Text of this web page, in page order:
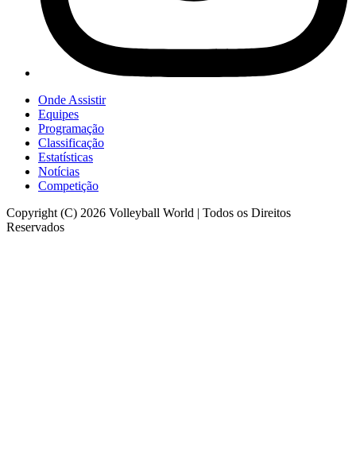
Onde Assistir
Equipes
Programação
Classificação
Estatísticas
Notícias
Competição
Copyright (C) 2026 Volleyball World | Todos os Direitos
Reservados